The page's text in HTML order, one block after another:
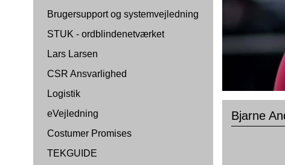
Brugersupport og systemvejledning
STUK - ordblindenetværket
Lars Larsen
CSR Ansvarlighed
Logistik
eVejledning
Costumer Promises
TEKGUIDE
Bjarne